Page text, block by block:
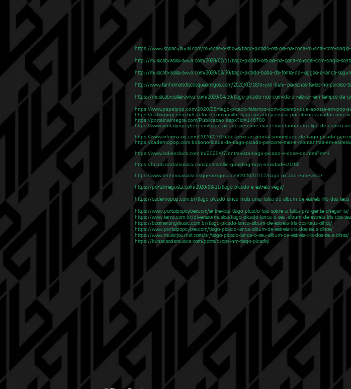
https://www.sopacultural.com/musicas-e-shows/tiago-picado-estreia-na-cena-musical-com-
http://musicabrasileiraviva.com/2020/02/11/tiago-picado-estreia-na-cena-musical-com-single-
http://musicabrasileiraviva.com/2020/03/30/tiago-picado-bebe-da-fonte-do-reggae-e-lanca-
http://www.tenhomaisdiscosqueamigos.com/2020/03/18/bryan-behr-personas-ferias-no-paraiso-
https://musicabrasileiraviva.com/2020/04/10/tiago-picado-nos-convida-a-relaxar-em-tempos-de-
https://www.papelpop.com/2020/08/tiago-picado-falamos-com-o-cantor-que-aposta-em-pop-
https://nationpop.com.br/cantor-e-compositor-tiago-picado-passeia-por-ritmos-variados-nos-
https://portalnaintegra.com/Publicacao.aspx?id=146780
https://www.portalpopcyber.com/tiago-picado-percorre-mar-e-montanha-em-clipe-de-estrela-
https://www.informa-rio.com/2020/07/16/do-leme-ao-pontal-sonoridade-de-tiago-picado-
https://cadernopop.com.br/sonoridade-de-tiago-picado-percorre-mar-e-montanhas-em-estreia/
https://www.indieoclock.com.br/2020/07/entrevista-tiago-picado-e-dose-de.html?m=1
https://br.nacaodamusica.com/posts/ellie-goulding-tuyo-novidades/103/
https://www.tenhomaisdiscosqueamigos.com/2020/07/17/tiago-picado-entrevista/
https://portalmegusta.com/2020/08/11/tiago-picado-e-estrela-vega/
https://cadernopop.com.br/tiago-picado-lanca-mais-uma-faixa-do-album-de-estreia-iris-dos-teus-
https://www.portalpopcyber.com/entrevista-tiago-picado-fala-sobre-a-faixa-pra-gente-chegar-la/
https://www.terra.com.br/diversao/musica/tiago-picado-lanca-o-seu-album-de-estreia-iris-dos-
https://boomerangmusic.com.br/tiago-picado-lanca-album-de-estreia-iris-dos-teus-olhos/
https://www.portalpopcyber.com/tiago-picado-lanca-album-de-estreia-iris-dos-teus-olhos/
https://www.musicjournal.com.br/tiago-picado-lanca-o-seu-album-de-estreia-iris-dos-teus-olhos/
https://br.nacaodamusica.com/posts/drops-nm-tiago-picado/